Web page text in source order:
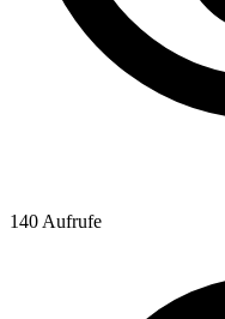
140 Aufrufe